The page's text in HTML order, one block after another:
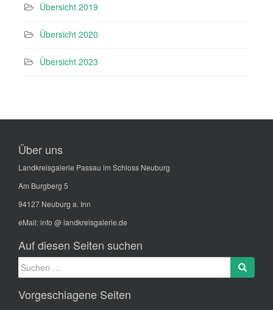
Übersicht 2019
Übersicht 2020
Übersicht 2023
Über uns
Landkreisgalerie Passau im Schloss Neuburg
Am Burgberg 5
94127 Neuburg a. Inn
eMail:info @ landkreisgalerie.de
Auf diesen Seiten suchen
Suche
nach:
Search
Vorgeschlagene Seiten